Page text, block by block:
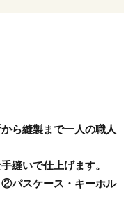
ら縫製まで一人の職人
縫いで仕上げます。
スケース・キーホル